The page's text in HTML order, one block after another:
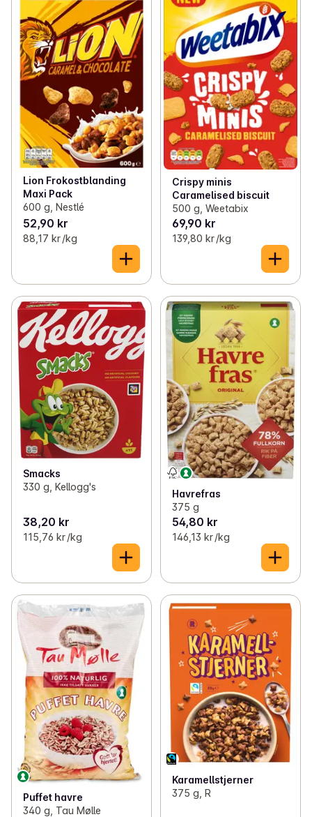
Lion Frokostblanding
Maxi Pack
600 g, Nestlé
52,90 kr
88,17 kr /kg
Crispy minis
Caramelised biscuit
500 g, Weetabix
69,90 kr
139,80 kr /kg
Smacks
330 g, Kellogg's
38,20 kr
115,76 kr /kg
Havrefras
375 g
54,80 kr
146,13 kr /kg
Puffet havre
340 g, Tau Mølle
Karamellstjerner
375 g, R